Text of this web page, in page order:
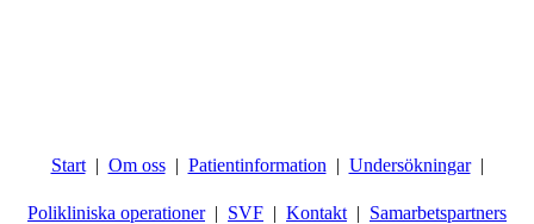
Start Om oss Patientinformation Undersökningar
Polikliniska operationer SVF Kontakt Samarbetspartners